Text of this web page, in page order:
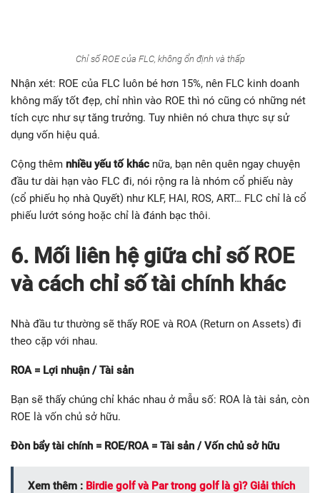
Chỉ số ROE của FLC, không ổn định và thấp
Nhận xét: ROE của FLC luôn bé hơn 15%, nên FLC kinh doanh
không mấy tốt đẹp, chỉ nhìn vào ROE thì nó cũng có những nét
tích cực như sự tăng trưởng. Tuy nhiên nó chưa thực sự sử
dụng vốn hiệu quả.
Cộng thêm nhiều yếu tố khác nữa, bạn nên quên ngay chuyện
đầu tư dài hạn vào FLC đi, nói rộng ra là nhóm cổ phiếu này
(cổ phiếu họ nhà Quyết) như KLF, HAI, ROS, ART… FLC chỉ là cổ
phiếu lướt sóng hoặc chỉ là đánh bạc thôi.
6. Mối liên hệ giữa chỉ số ROE
và cách chỉ số tài chính khác
Nhà đầu tư thường sẽ thấy ROE và ROA (Return on Assets) đi
theo cặp với nhau.
ROA = Lợi nhuận / Tài sản
Bạn sẽ thấy chúng chỉ khác nhau ở mẫu số: ROA là tài sản, còn
ROE là vốn chủ sở hữu.
Đòn bẩy tài chính = ROE/ROA = Tài sản / Vốn chủ sở hữu
Xem thêm : Birdie golf và Par trong golf là gì? Giải thích